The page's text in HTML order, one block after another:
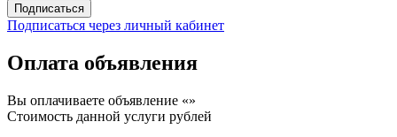
Подписаться через личный кабинет
Оплата объявления
Вы оплачиваете объявление «»
Стоимость данной услуги рублей